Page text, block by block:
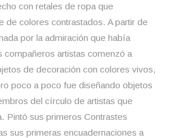
con retales de ropa que
de colores contrastados. A partir de
por la admiración que había
compañeros artistas comenzó a
de decoración con colores vivos,
poco a poco fue diseñando objetos
del círculo de artistas que
Pintó sus primeros Contrastes
sus primeras encuadernaciones a